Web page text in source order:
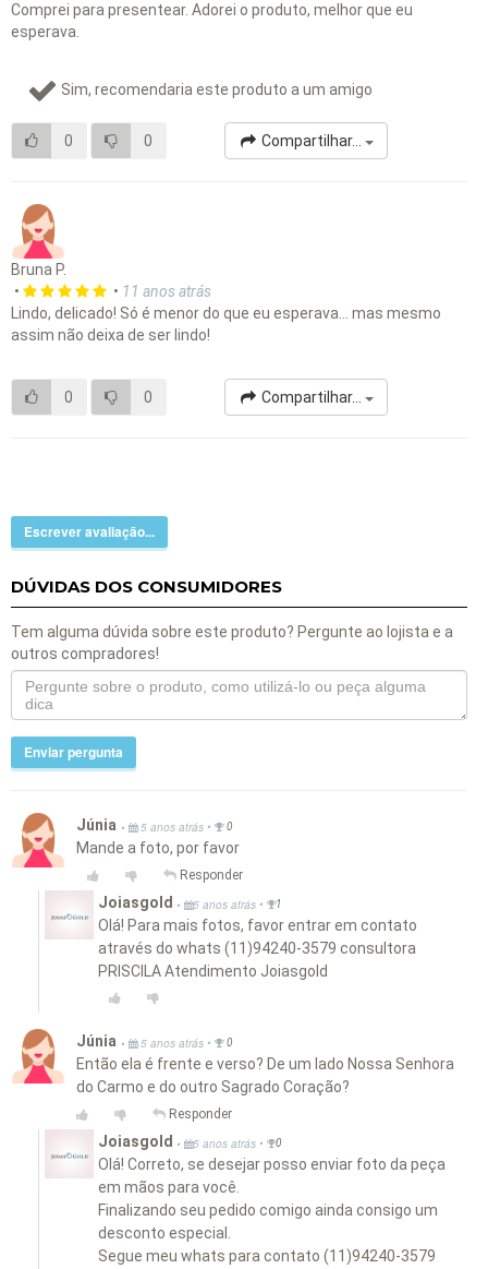
Comprei para presentear. Adorei o produto, melhor que eu
esperava.
Sim, recomendaria este produto a um amigo
0 0 Compartilhar...
Bruna P.
•
• 11 anos atrás
Lindo, delicado! Só é menor do que eu esperava... mas mesmo
assim não deixa de ser lindo!
0 0 Compartilhar...
Escrever avaliação...
DÚVIDAS DOS CONSUMIDORES
Tem alguma dúvida sobre este produto? Pergunte ao lojista e a
outros compradores!
Enviar pergunta
Júnia • 5 anos atrás • 0
Mande a foto, por favor
Responder
Joiasgold • 5 anos atrás • 1
Olá! Para mais fotos, favor entrar em contato
através do whats (11)94240-3579 consultora
PRISCILA Atendimento Joiasgold
Júnia • 5 anos atrás • 0
Então ela é frente e verso? De um lado Nossa Senhora
do Carmo e do outro Sagrado Coração?
Responder
Joiasgold • 5 anos atrás • 0
Olá! Correto, se desejar posso enviar foto da peça
em mãos para você.
Finalizando seu pedido comigo ainda consigo um
desconto especial.
Segue meu whats para contato (11)94240-3579